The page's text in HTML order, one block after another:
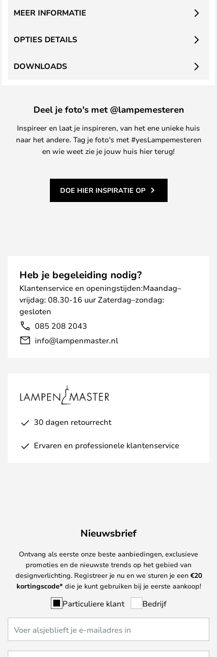
OPTIES DETAILS
MEER INFORMATIE
DOWNLOADS
Deel je foto's met @lampemesteren
Inspireer en laat je inspireren, van het ene unieke huis
naar het andere. Tag je foto's met #yesLampemesteren
en wie weet zie je jouw huis hier terug!
DOE HIER INSPIRATIE OP
Heb je begeleiding nodig?
Klantenservice en openingstijden:Maandag–
vrijdag: 08.30-16 uur Zaterdag–zondag:
gesloten
085 208 2043
info@lampenmaster.nl
30 dagen retourrecht
Ervaren en professionele klantenservice
Nieuwsbrief
Ontvang als eerste onze beste aanbiedingen, exclusieve
promoties en de nieuwste trends op het gebied van
designverlichting. Registreer je nu en we sturen je een €20
kortingscode* die je kunt gebruiken bij je eerste aankoop!
Particuliere klant Bedrijf